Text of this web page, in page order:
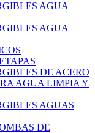
AGUA
AGUA
DE ACERO
AGUA LIMPIA Y
AGUAS
DE